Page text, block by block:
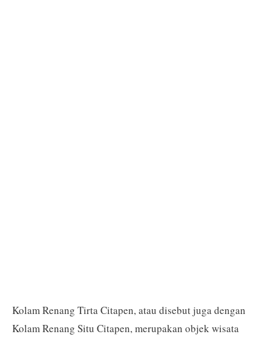
Kolam Renang Tirta Citapen, atau disebut juga dengan
Kolam Renang Situ Citapen, merupakan objek wisata